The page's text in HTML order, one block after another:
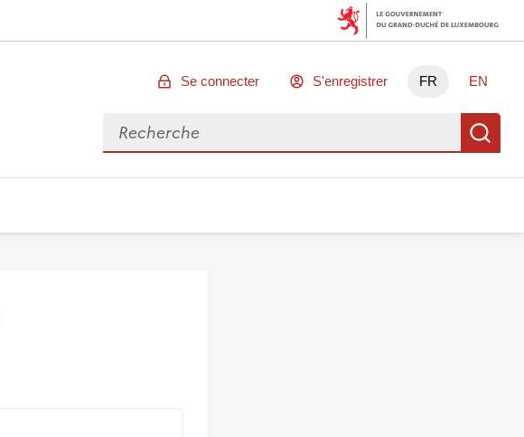
Se connecter S'enregistrer FR EN
Rechercher des données